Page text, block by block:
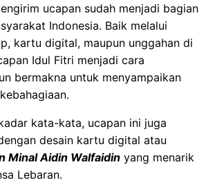
ucapan sudah menjadi bagian
Indonesia. Baik melalui
kartu digital, maupun unggahan di
Idul Fitri menjadi cara
bermakna untuk menyampaikan
kata-kata, ucapan ini juga
desain kartu digital atau
Minal Aidin Walfaidin yang menarik
Lebaran.